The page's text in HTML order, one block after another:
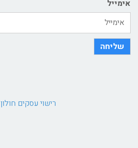
אימייל
שליחה
רישוי עסקים חולון